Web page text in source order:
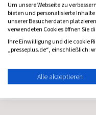
Bücher
Das unabhängige
Literaturmagazin
ab 6,98 €
Um unsere Webseite zu
bieten und personalisierte
unserer Besucherdaten
verwendeten Cookies öffnen Sie
Ihre Einwilligung und die cookie
„presseplus.de“, einschließlich:
Alle akzeptieren